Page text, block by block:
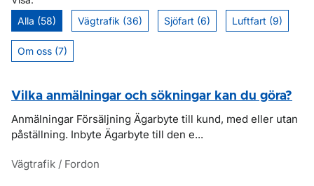
Alla (58)
Vägtrafik (36) Sjöfart (6) Luftfart (9)
Om oss (7)
Vilka anmälningar och sökningar kan du göra?
Anmälningar Försäljning Ägarbyte till kund, med eller utan
påställning. Inbyte Ägarbyte till den e...
Vägtrafik / Fordon